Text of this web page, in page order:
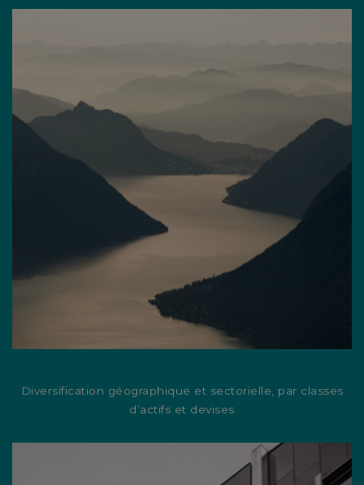
Diversification géographique et sectorielle, par classes
d’actifs et devises